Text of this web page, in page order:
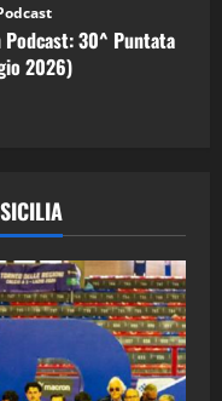
Podcast: 30^ Puntata
2026)
29^ Puntata
2026)
Podcast: 28^ Puntata
2026)